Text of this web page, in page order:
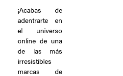
¡Acabas de
adentrarte en
el universo
online de una
de las más
irresistibles
marcas de